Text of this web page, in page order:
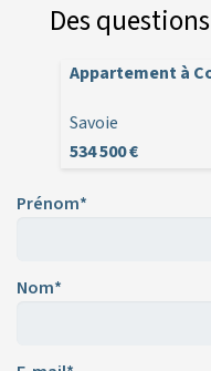
Des
Appartement à
Savoie
534 500 €
Prénom*
Nom*